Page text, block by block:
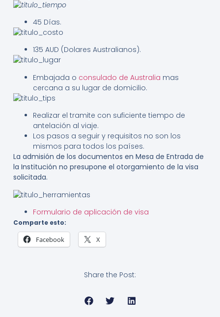
45 Días.
135 AUD (Dolares Australianos).
Embajada o consulado de Australia mas
cercana a su lugar de domicilio.
Realizar el tramite con suficiente tiempo de
antelación al viaje.
Los pasos a seguir y requisitos no son los
mismos para todos los países.
La admisión de los documentos en Mesa de Entrada de
la Institución no presupone el otorgamiento de la visa
solicitada.
Formulario de aplicación de visa
Comparte esto:
Facebook X
Share the Post: